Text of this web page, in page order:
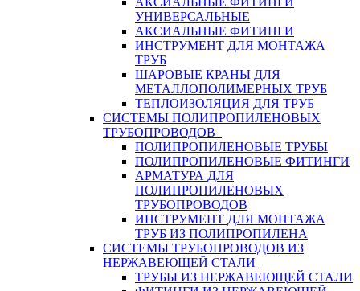
УНИВЕРСАЛЬНЫЕ
АКСИАЛЬНЫЕ ФИТИНГИ
ИНСТРУМЕНТ ДЛЯ МОНТАЖА
ТРУБ
ШАРОВЫЕ КРАНЫ ДЛЯ
МЕТАЛЛОПОЛИМЕРНЫХ ТРУБ
ТЕПЛОИЗОЛЯЦИЯ ДЛЯ ТРУБ
СИСТЕМЫ ПОЛИПРОПИЛЕНОВЫХ
ТРУБОПРОВОДОВ
ПОЛИПРОПИЛЕНОВЫЕ ТРУБЫ
ПОЛИПРОПИЛЕНОВЫЕ ФИТИНГИ
АРМАТУРА ДЛЯ
ПОЛИПРОПИЛЕНОВЫХ
ТРУБОПРОВОДОВ
ИНСТРУМЕНТ ДЛЯ МОНТАЖА
ТРУБ ИЗ ПОЛИПРОПИЛЕНА
СИСТЕМЫ ТРУБОПРОВОДОВ ИЗ
НЕРЖАВЕЮЩЕЙ СТАЛИ
ТРУБЫ ИЗ НЕРЖАВЕЮЩЕЙ СТАЛИ